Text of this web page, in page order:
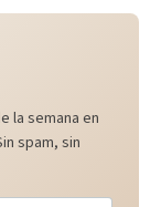
la semana en
spam, sin